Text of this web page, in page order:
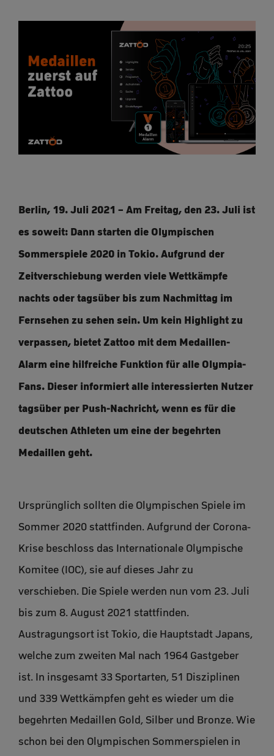
Berlin, 19. Juli 2021 – Am Freitag, den 23. Juli ist
es soweit: Dann starten die Olympischen
Sommerspiele 2020 in Tokio. Aufgrund der
Zeitverschiebung werden viele Wettkämpfe
nachts oder tagsüber bis zum Nachmittag im
Fernsehen zu sehen sein. Um kein Highlight zu
verpassen, bietet Zattoo mit dem Medaillen-
Alarm eine hilfreiche Funktion für alle Olympia-
Fans. Dieser informiert alle interessierten Nutzer
tagsüber per Push-Nachricht, wenn es für die
deutschen Athleten um eine der begehrten
Medaillen geht.
Ursprünglich sollten die Olympischen Spiele im
Sommer 2020 stattfinden. Aufgrund der Corona-
Krise beschloss das Internationale Olympische
Komitee (IOC), sie auf dieses Jahr zu
verschieben. Die Spiele werden nun vom 23. Juli
bis zum 8. August 2021 stattfinden.
Austragungsort ist Tokio, die Hauptstadt Japans,
welche zum zweiten Mal nach 1964 Gastgeber
ist. In insgesamt 33 Sportarten, 51 Disziplinen
und 339 Wettkämpfen geht es wieder um die
begehrten Medaillen Gold, Silber und Bronze. Wie
schon bei den Olympischen Sommerspielen in